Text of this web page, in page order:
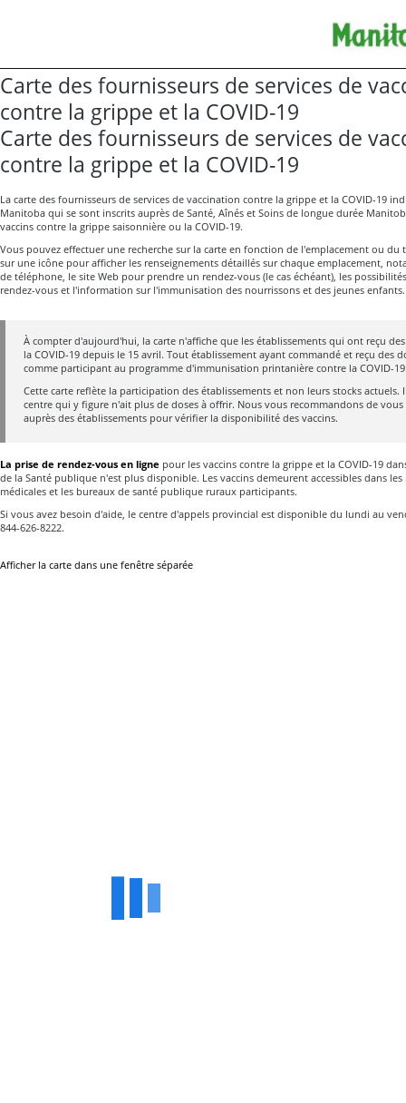
Carte des fournisseurs de services de
contre la grippe et la COVID-19
Carte des fournisseurs de services de
contre la grippe et la COVID-19
La carte des fournisseurs de services de vaccination contre la grippe et la COVID-19
Manitoba qui se sont inscrits auprès de Santé, Aînés et Soins de longue durée
vaccins contre la grippe saisonnière ou la COVID-19.
Vous pouvez effectuer une recherche sur la carte en fonction de l'emplacement ou du
sur une icône pour afficher les renseignements détaillés sur chaque emplacement,
de téléphone, le site Web pour prendre un rendez-vous (le cas échéant), les
rendez-vous et l'information sur l'immunisation des nourrissons et des jeunes enfants.
À compter d'aujourd'hui, la carte n'affiche que les établissements qui ont reçu
la COVID-19 depuis le 15 avril. Tout établissement ayant commandé et reçu des
comme participant au programme d'immunisation printanière contre la COVID-
Cette carte reflète la participation des établissements et non leurs stocks actuels.
centre qui y figure n'ait plus de doses à offrir. Nous vous recommandons de
auprès des établissements pour vérifier la disponibilité des vaccins.
La prise de rendez-vous en ligne pour les vaccins contre la grippe et la COVID-19
de la Santé publique n'est plus disponible. Les vaccins demeurent accessibles dans
médicales et les bureaux de santé publique ruraux participants.
Si vous avez besoin d'aide, le centre d'appels provincial est disponible du lundi au
844-626-8222.
Afficher la carte dans une fenêtre séparée